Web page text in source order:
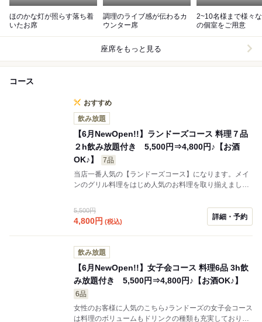
ほのかな灯が照らす落ち着
いたお席
調理のライブ感が伝わるカ
ウンター席
2~10名様まで様々
の個室をご用意
座席をもっと見る
コース
おすすめ
飲み放題
【6月NewOpen!!】ランドーズコース 料理７品
２h飲み放題付き 5,500円⇒4,800円♪【お酒
OK♪】
7品
当店一番人気の【ランドーズコース】になります。メイ
ンのグリル料理をはじめ人気のお料理を取り揃えました
ます！
5,500円
4,800円 (税込)
詳細・予約
飲み放題
【6月NewOpen!!】女子会コース 料理6品 3h飲
み放題付き 5,500円⇒4,800円♪【お酒OK♪】
6品
女性のお客様に人気のこちら♪ランドーズの女子会コース
は料理のボリュームもドリンクの種類も充実しておりま